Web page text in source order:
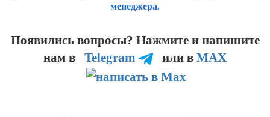
менеджера.
Появились вопросы? Нажмите и напишите
нам в Telegram или в MAX